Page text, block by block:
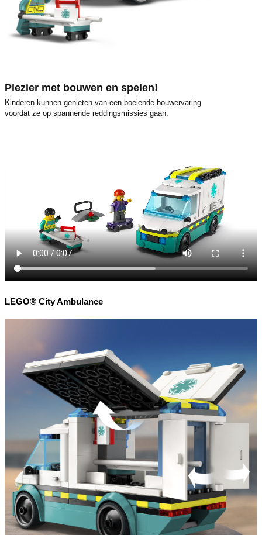
Plezier met bouwen en spelen!
Kinderen kunnen genieten van een boeiende bouwervaring
voordat ze op spannende reddingsmissies gaan.
LEGO® City Ambulance